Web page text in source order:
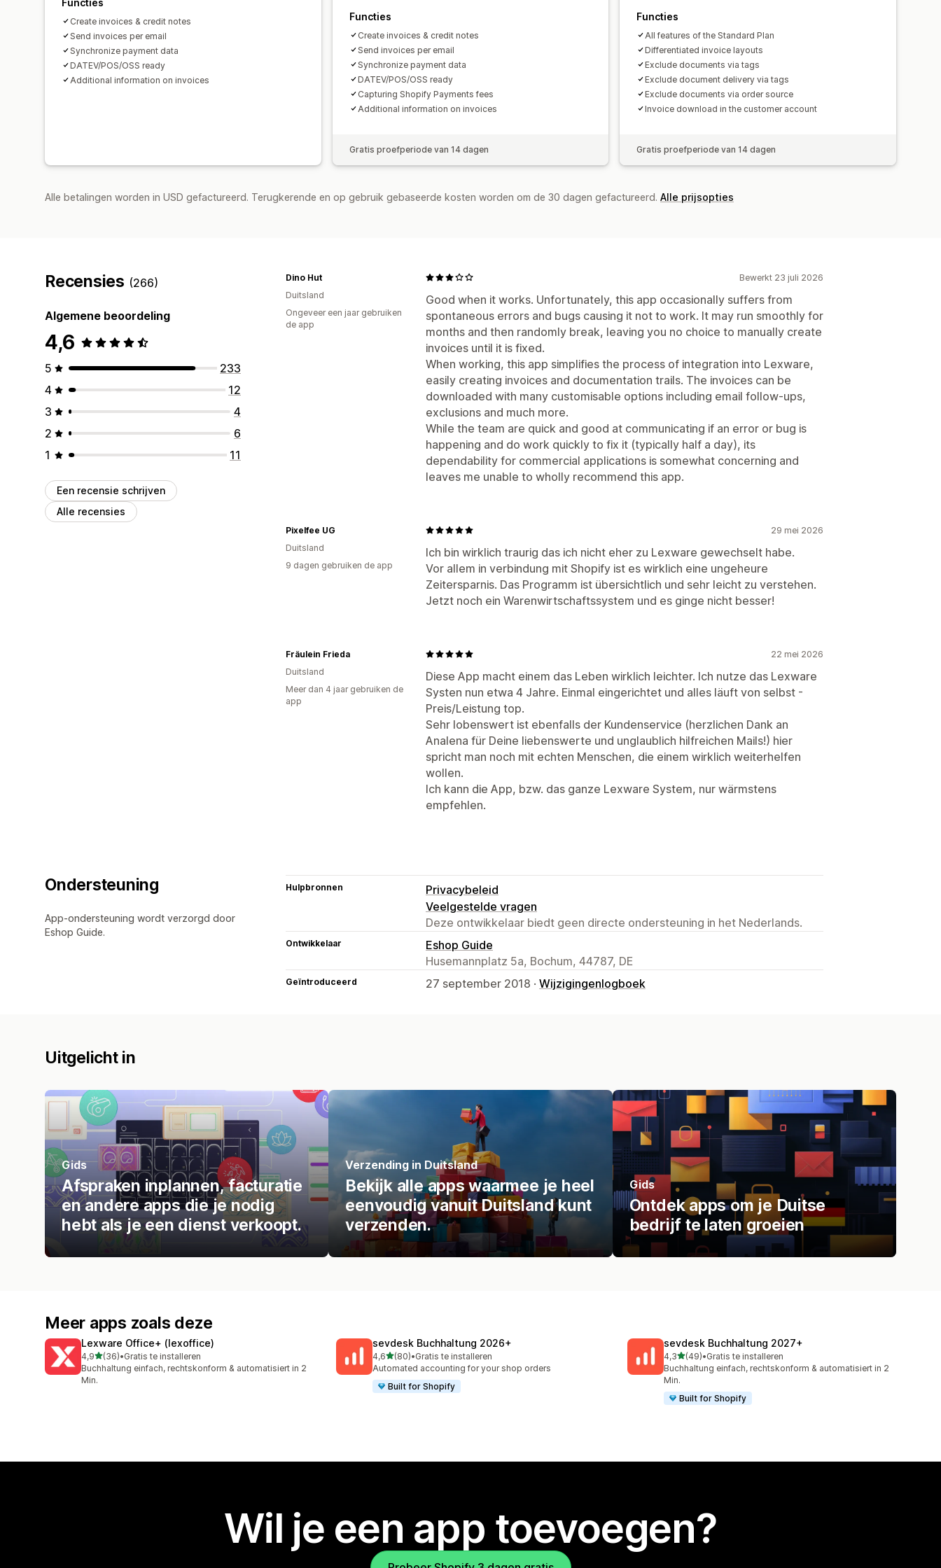
Create invoices & credit notes
Send invoices per email
Synchronize payment data
DATEV/POS/OSS ready
Additional information on invoices
Functies
Create invoices & credit notes
Send invoices per email
Synchronize payment data
DATEV/POS/OSS ready
Capturing Shopify Payments fees
Additional information on invoices
Gratis proefperiode van 14 dagen
Functies
All features of the Standard Plan
Differentiated invoice layouts
Exclude documents via tags
Exclude document delivery via tags
Exclude documents via order source
Invoice download in the customer account
Gratis proefperiode van 14 dagen
Alle betalingen worden in USD gefactureerd. Terugkerende en op gebruik gebaseerde kosten worden om de 30 dagen gefactureerd. Alle prijsopties
Recensies (266)
Algemene beoordeling
4,6
5
233
4
12
3
4
2
6
1
11
Een recensie schrijven
Alle recensies
Bewerkt 23 juli 2026
Good when it works. Unfortunately, this app occasionally suffers from
spontaneous errors and bugs causing it not to work. It may run smoothly for
months and then randomly break, leaving you no choice to manually create
invoices until it is fixed.
When working, this app simplifies the process of integration into Lexware,
easily creating invoices and documentation trails. The invoices can be
downloaded with many customisable options including email follow-ups,
exclusions and much more.
While the team are quick and good at communicating if an error or bug is
happening and do work quickly to fix it (typically half a day), its
dependability for commercial applications is somewhat concerning and
leaves me unable to wholly recommend this app.
Dino Hut
Duitsland
Ongeveer een jaar gebruiken
de app
29 mei 2026
Ich bin wirklich traurig das ich nicht eher zu Lexware gewechselt habe.
Vor allem in verbindung mit Shopify ist es wirklich eine ungeheure
Zeitersparnis. Das Programm ist übersichtlich und sehr leicht zu verstehen.
Jetzt noch ein Warenwirtschaftssystem und es ginge nicht besser!
Pixelfee UG
Duitsland
9 dagen gebruiken de app
22 mei 2026
Diese App macht einem das Leben wirklich leichter. Ich nutze das Lexware
Systen nun etwa 4 Jahre. Einmal eingerichtet und alles läuft von selbst -
Preis/Leistung top.
Sehr lobenswert ist ebenfalls der Kundenservice (herzlichen Dank an
Analena für Deine liebenswerte und unglaublich hilfreichen Mails!) hier
spricht man noch mit echten Menschen, die einem wirklich weiterhelfen
wollen.
Ich kann die App, bzw. das ganze Lexware System, nur wärmstens
empfehlen.
Fräulein Frieda
Duitsland
Meer dan 4 jaar gebruiken de
app
Ondersteuning
App-ondersteuning wordt verzorgd door
Eshop Guide.
Hulpbronnen
Privacybeleid
Veelgestelde vragen
Deze ontwikkelaar biedt geen directe ondersteuning in het Nederlands.
Ontwikkelaar
Eshop Guide
Husemannplatz 5a, Bochum, 44787, DE
Geïntroduceerd 27 september 2018 · Wijzigingenlogboek
Uitgelicht in
Gids
Afspraken inplannen, facturatie
en andere apps die je nodig
hebt als je een dienst verkoopt.
Verzending in Duitsland
Bekijk alle apps waarmee je heel
eenvoudig vanuit Duitsland kunt
verzenden.
Gids
Ontdek apps om je Duitse
bedrijf te laten groeien
Meer apps zoals deze
Lexware Office+ (lexoffice)
4,9van 5 sterren
(36)
36 recensies in totaal
•Gratis te installeren
Buchhaltung einfach, rechtskonform & automatisiert in 2
Min.
sevdesk Buchhaltung 2026+
4,6van 5 sterren
(80)
80 recensies in totaal
•Gratis te installeren
Automated accounting for your shop orders
Built for Shopify
sevdesk Buchhaltung 2027+
4,3van 5 sterren
(49)
49 recensies in totaal
•Gratis te installeren
Buchhaltung einfach, rechtskonform & automatisiert in 2
Min.
Built for Shopify
Wil je een app toevoegen?